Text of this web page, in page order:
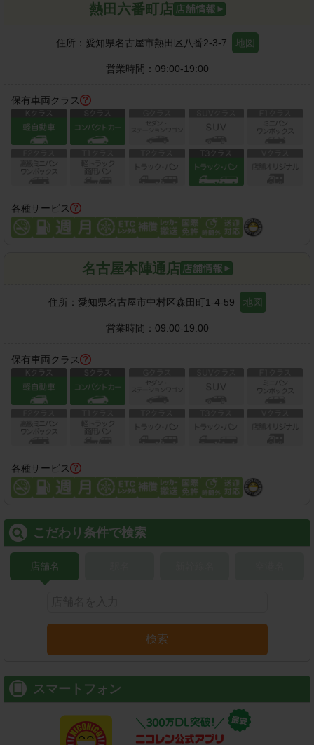
熱田六番町店
住所： 愛知県名古屋市熱田区八番2-3-7 地図
営業時間： 09:00-19:00
保有車両クラス
各種サービス
名古屋本陣通店
住所： 愛知県名古屋市中村区森田町1-4-59 地図
営業時間： 09:00-19:00
保有車両クラス
各種サービス
こだわり条件で検索
店舗名
検索
スマートフォン